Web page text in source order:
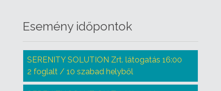
Esemény időpontok
SERENITY SOLUTION Zrt. látogatás 16:00
2 foglalt / 10 szabad helyből